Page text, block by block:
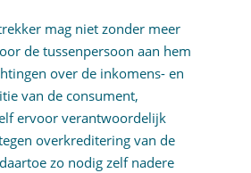
mag niet zonder meer
de tussenpersoon aan hem
over de inkomens- en
van de consument,
ervoor verantwoordelijk
overkreditering van de
zo nodig zelf nadere